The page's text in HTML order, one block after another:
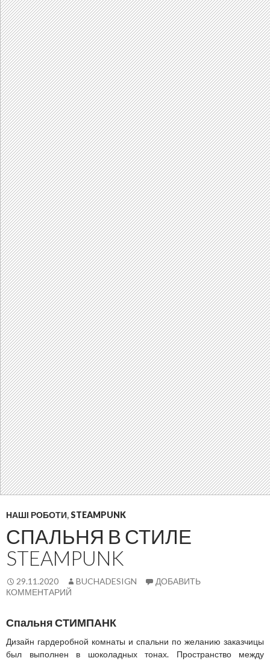
НАШІ РОБОТИ,STEAMPUNK
СПАЛЬНЯ В СТИЛЕ
STEAMPUNK
29.11.2020 BUCHADESIGN
ДОБАВИТЬ
КОММЕНТАРИЙ
Спальня СТИМПАНК
Дизайн гардеробной комнаты и спальни по желанию заказчицы
был выполнен в шоколадных тонах. Пространство между